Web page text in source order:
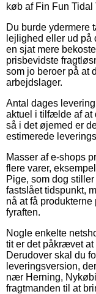
køb af Fin Fun
Du burde
lejlighed eller ud på
en sjat mere
prisbevidste
som jo beroer på at
arbejdslager.
Antal dages
aktuel i tilfælde af at
så i det øjemed er
estimerede
Masser af e-shops
flere varer,
Pige, som dog
fastslået tidspunkt,
nå at få
fyraften.
Nogle enkelte
tit er det påkrævet
Derudover skal du
leveringsversion,
nær Herning,
fragtmanden til at